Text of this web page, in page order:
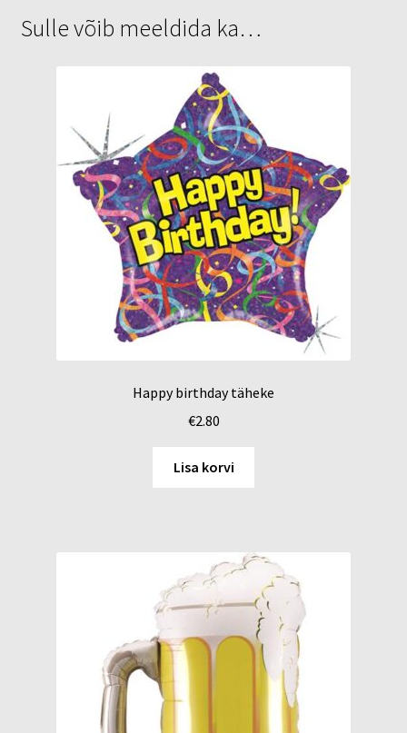
Sulle võib meeldida ka…
Happy birthday täheke
€2.80
Lisa korvi